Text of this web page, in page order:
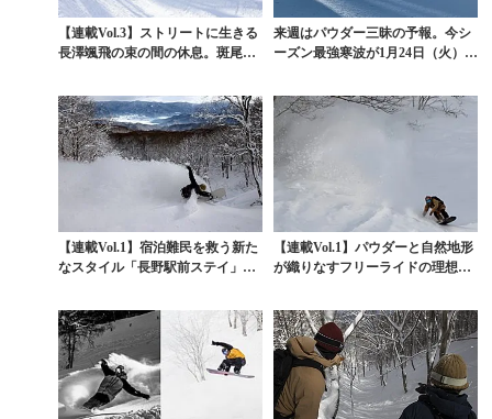
【連載Vol.3】ストリートに生きる
長澤颯飛の束の間の休息。斑尾の
来週はパウダー三昧の予報。今シ
ーズン最強寒波が1月24日（火）頃
【連載Vol.1】宿泊難民を救う新た
なスタイル「長野駅前ステイ」。
【連載Vol.1】パウダーと自然地形
が織りなすフリーライドの理想郷